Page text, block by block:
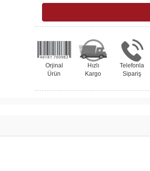
Orjinal
Ürün
Hızlı
Kargo
Telefonla
Sipariş